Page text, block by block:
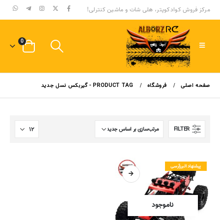
مرکز فروش کوادکوپتر، هلی شات و ماشین کنترلی!
0
صفحه اصلی فروشگاه PRODUCT TAG - گیربکس نسل جدید
FILTER
پیشنهاد البرزآرسی
ناموجود